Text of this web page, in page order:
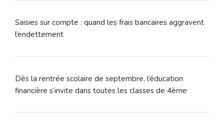
Saisies sur compte : quand les frais bancaires aggravent
l’endettement
Dès la rentrée scolaire de septembre, l’éducation
financière s’invite dans toutes les classes de 4ème